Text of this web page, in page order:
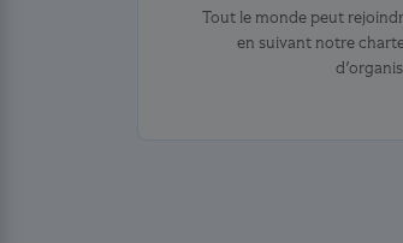
Tout le monde peut
en suivant notre